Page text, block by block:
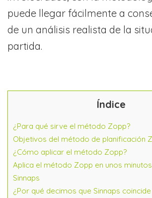
puede llegar fácilmente a
de un análisis realista de la
partida.
Índice
¿Para qué sirve el método Zopp?
Objetivos del método de planificación
¿Cómo aplicar el método Zopp?
Aplica el método Zopp en unos
Sinnaps
¿Por qué decimos que Sinnaps